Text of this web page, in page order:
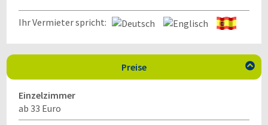
Ihr Vermieter spricht:
Preise 
Einzelzimmer
ab 33 Euro